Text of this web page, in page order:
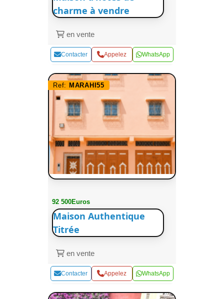
charme à vendre
en vente
Contacter Appelez WhatsApp
Ref: MARAHI55
92 500Euros
Maison Authentique
Titrée
en vente
Contacter Appelez WhatsApp